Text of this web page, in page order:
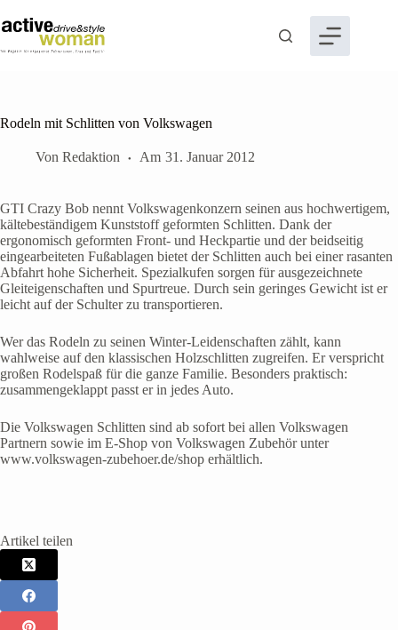
Inhalt
springen
Rodeln mit Schlitten von Volkswagen
Von Redaktion Am 31. Januar 2012
GTI Crazy Bob nennt Volkswagenkonzern seinen aus hochwertigem,
kältebeständigem Kunststoff geformten Schlitten. Dank der
ergonomisch geformten Front- und Heckpartie und der beidseitig
eingearbeiteten Fußablagen bietet der Schlitten auch bei einer rasanten
Abfahrt hohe Sicherheit. Spezialkufen sorgen für ausgezeichnete
Gleiteigenschaften und Spurtreue. Durch sein geringes Gewicht ist er
leicht auf der Schulter zu transportieren.
Wer das Rodeln zu seinen Winter-Leidenschaften zählt, kann
wahlweise auf den klassischen Holzschlitten zugreifen. Er verspricht
großen Rodelspaß für die ganze Familie. Besonders praktisch:
zusammengeklappt passt er in jedes Auto.
Die Volkswagen Schlitten sind ab sofort bei allen Volkswagen
Partnern sowie im E-Shop von Volkswagen Zubehör unter
www.volkswagen-zubehoer.de/shop erhältlich.
Artikel teilen